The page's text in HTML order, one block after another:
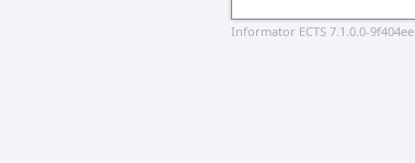
Informator ECTS 7.1.0.0-9f404ee